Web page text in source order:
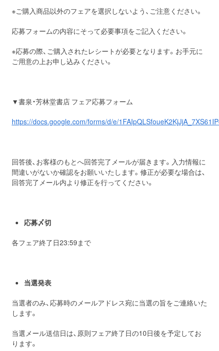
※ご購入商品以外のフェアを選択しないよう、ご注意ください。
応募フォームの内容にそって必要事項をご記入ください。
※応募の際、ご購入されたレシートが必要となります。お手元に
ご用意の上お申し込みください。
▼書泉・芳林堂書店 フェア応募フォーム
https://docs.google.com/forms/d/e/
回答後、お客様のもとへ回答完了メールが届きます。入力情報に
間違いがないか確認をお願いいたします。修正が必要な場合は、
回答完了メール内より修正を行ってください。
応募〆切
各フェア終了日23:59まで
当選発表
当選者のみ、応募時のメールアドレス宛に当選の旨をご連絡いた
します。
当選メール送信日は、原則フェア終了日の10日後を予定してお
ります。